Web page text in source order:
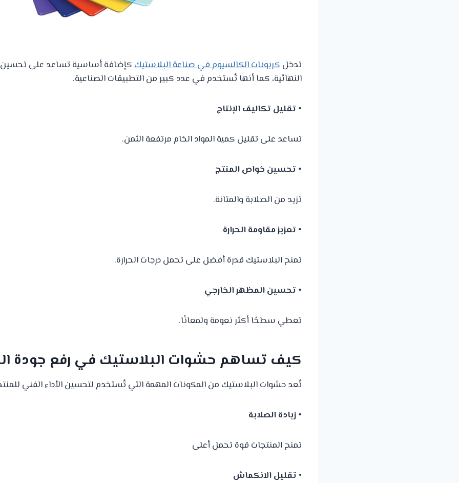
تدخلكربونات الكالسيوم في صناعة البلاستيككإضافة أساسية تساعد على
النهائية، كما أنها تُستخدم في عدد كبير من التطبيقات الصناعية.
• تقليل تكاليف الإنتاج
تساعد على تقليل كمية المواد الخام مرتفعة الثمن.
• تحسين خواص المنتج
تزيد من الصلابة والمتانة.
• تعزيز مقاومة الحرارة
تمنح البلاستيك قدرة أفضل على تحمل درجات الحرارة.
• تحسين المظهر الخارجي
تعطي سطحًا أكثر نعومة ولمعانًا.
كيف تساهم حشوات البلاستيك في رفع جودة
تُعد حشوات البلاستيك من المكونات المهمة التي تُستخدم لتحسين الأداء الفني
• زيادة الصلابة
تمنح المنتجات قوة تحمل أعلى
• تقليل الانكماش